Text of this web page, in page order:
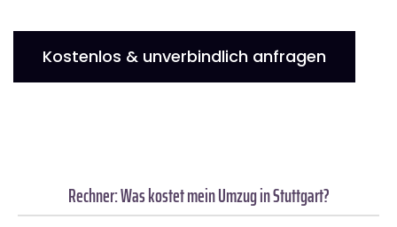
Kostenlos & unverbindlich anfragen
Rechner: Was kostet mein Umzug in Stuttgart?